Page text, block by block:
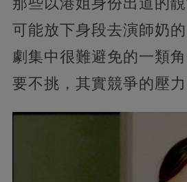
可能放下身段去演師奶
劇集中很難避免的一類
要不挑，其實競爭的壓力